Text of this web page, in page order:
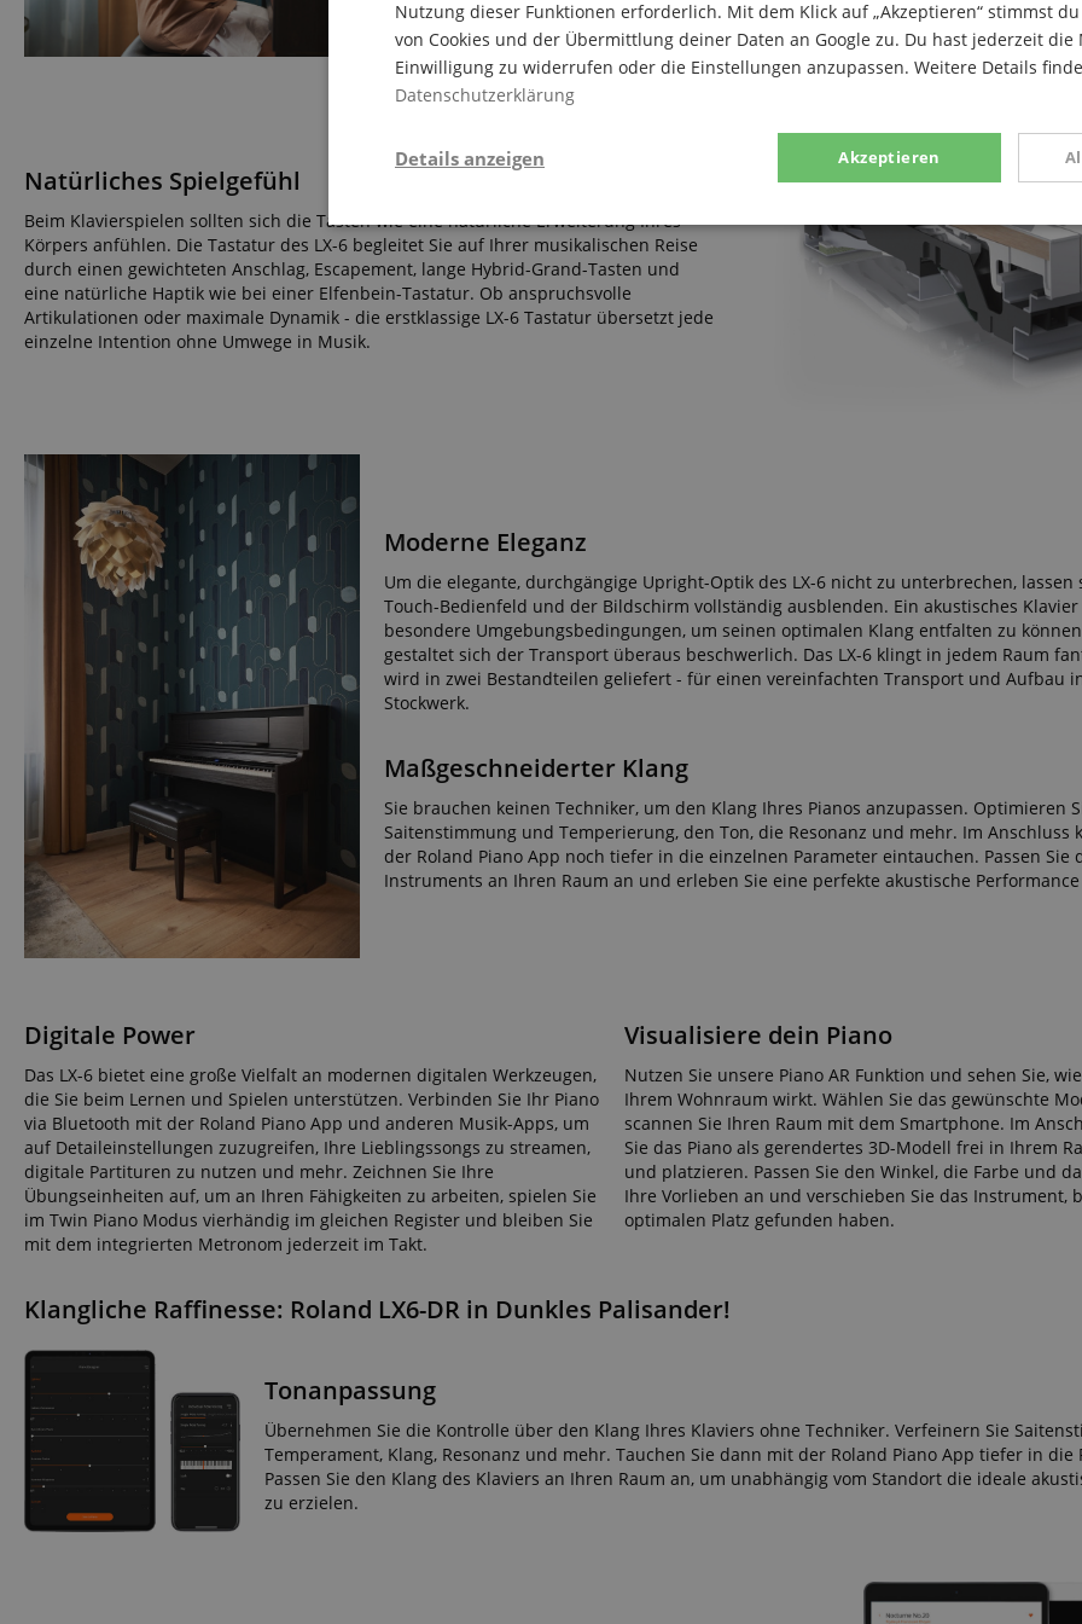
und genießen Sie ein immersives Spielerlebnis.
Natürliches Spielgefühl
Beim Klavierspielen sollten sich die Tasten wie eine natürliche Erweiterung Ihres
Körpers anfühlen. Die Tastatur des LX-6 begleitet Sie auf Ihrer musikalischen Reise
durch einen gewichteten Anschlag, Escapement, lange Hybrid-Grand-Tasten und
eine natürliche Haptik wie bei einer Elfenbein-Tastatur. Ob anspruchsvolle
Artikulationen oder maximale Dynamik - die erstklassige LX-6 Tastatur übersetzt jede
einzelne Intention ohne Umwege in Musik.
Moderne Eleganz
Um die elegante, durchgängige Upright-Optik des LX-6 nicht zu unterbrechen, lassen
Touch-Bedienfeld und der Bildschirm vollständig ausblenden. Ein akustisches
besondere Umgebungsbedingungen, um seinen optimalen Klang entfalten zu
gestaltet sich der Transport überaus beschwerlich. Das LX-6 klingt in jedem Raum
wird in zwei Bestandteilen geliefert - für einen vereinfachten Transport und Aufbau
Stockwerk.
Maßgeschneiderter Klang
Sie brauchen keinen Techniker, um den Klang Ihres Pianos anzupassen. Optimieren
Saitenstimmung und Temperierung, den Ton, die Resonanz und mehr. Im Anschluss
der Roland Piano App noch tiefer in die einzelnen Parameter eintauchen. Passen Sie
Instruments an Ihren Raum an und erleben Sie eine perfekte akustische
Digitale Power
Das LX-6 bietet eine große Vielfalt an modernen digitalen Werkzeugen,
die Sie beim Lernen und Spielen unterstützen. Verbinden Sie Ihr Piano
via Bluetooth mit der Roland Piano App und anderen Musik-Apps, um
auf Detaileinstellungen zuzugreifen, Ihre Lieblingssongs zu streamen,
digitale Partituren zu nutzen und mehr. Zeichnen Sie Ihre
Übungseinheiten auf, um an Ihren Fähigkeiten zu arbeiten, spielen Sie
im Twin Piano Modus vierhändig im gleichen Register und bleiben Sie
mit dem integrierten Metronom jederzeit im Takt.
Visualisiere dein Piano
Nutzen Sie unsere Piano AR Funktion und sehen Sie,
Ihrem Wohnraum wirkt. Wählen Sie das gewünschte
scannen Sie Ihren Raum mit dem Smartphone. Im
Sie das Piano als gerendertes 3D-Modell frei in Ihrem
und platzieren. Passen Sie den Winkel, die Farbe und
Ihre Vorlieben an und verschieben Sie das Instrument,
optimalen Platz gefunden haben.
Klangliche Raffinesse: Roland LX6-DR in Dunkles Palisander!
Tonanpassung
Übernehmen Sie die Kontrolle über den Klang Ihres Klaviers ohne Techniker. Verfeinern Sie
Temperament, Klang, Resonanz und mehr. Tauchen Sie dann mit der Roland Piano App tiefer in die
Passen Sie den Klang des Klaviers an Ihren Raum an, um unabhängig vom Standort die ideale
zu erzielen.
Nutzung dieser Funktionen erforderlich. Mit dem Klick auf „Akzeptieren“ stimmst
von Cookies und der Übermittlung deiner Daten an Google zu. Du hast jederzeit die
Einwilligung zu widerrufen oder die Einstellungen anzupassen. Weitere Details
Datenschutzerklärung
Akzeptieren
Details anzeigen
Notwendig Statistik Marketing
FPGSID
57
Sekunden
amazon-pay-connectedAuth
Amazon
www.kirstein.de
Session
Dieses Cookie ist mit
und wird verwendet, um
und
erleichtern.
können, wo sie auf den
aufgehört haben.
CookieScriptConsent
CookieScript
.kirstein.de
1 Jahr 1
Monat
Dieses Cookie wird vom
Dienst verwendet, um die
CrossDomainCookieScriptConsent_389
.crossdomain.cookie-
script.com
1 Jahr 1
Monat
sid_key
www.kirstein.de Session
Dieses Cookie wird
Benutzersitzungszustand
Seitenanforderungen zu
session-token
Amazon
.amazon.com
11
Monate 4
Dieses Cookie dient der
ICC-Kategorie basiert auf
VISITOR_PRIVACY_METADATA
YouTube
.youtube.com
5 Monate
4 Wochen
Dieses Cookie dient der
Einwilligungs- und
um sicherzustellen, dass
zukünftigen Sitzungen